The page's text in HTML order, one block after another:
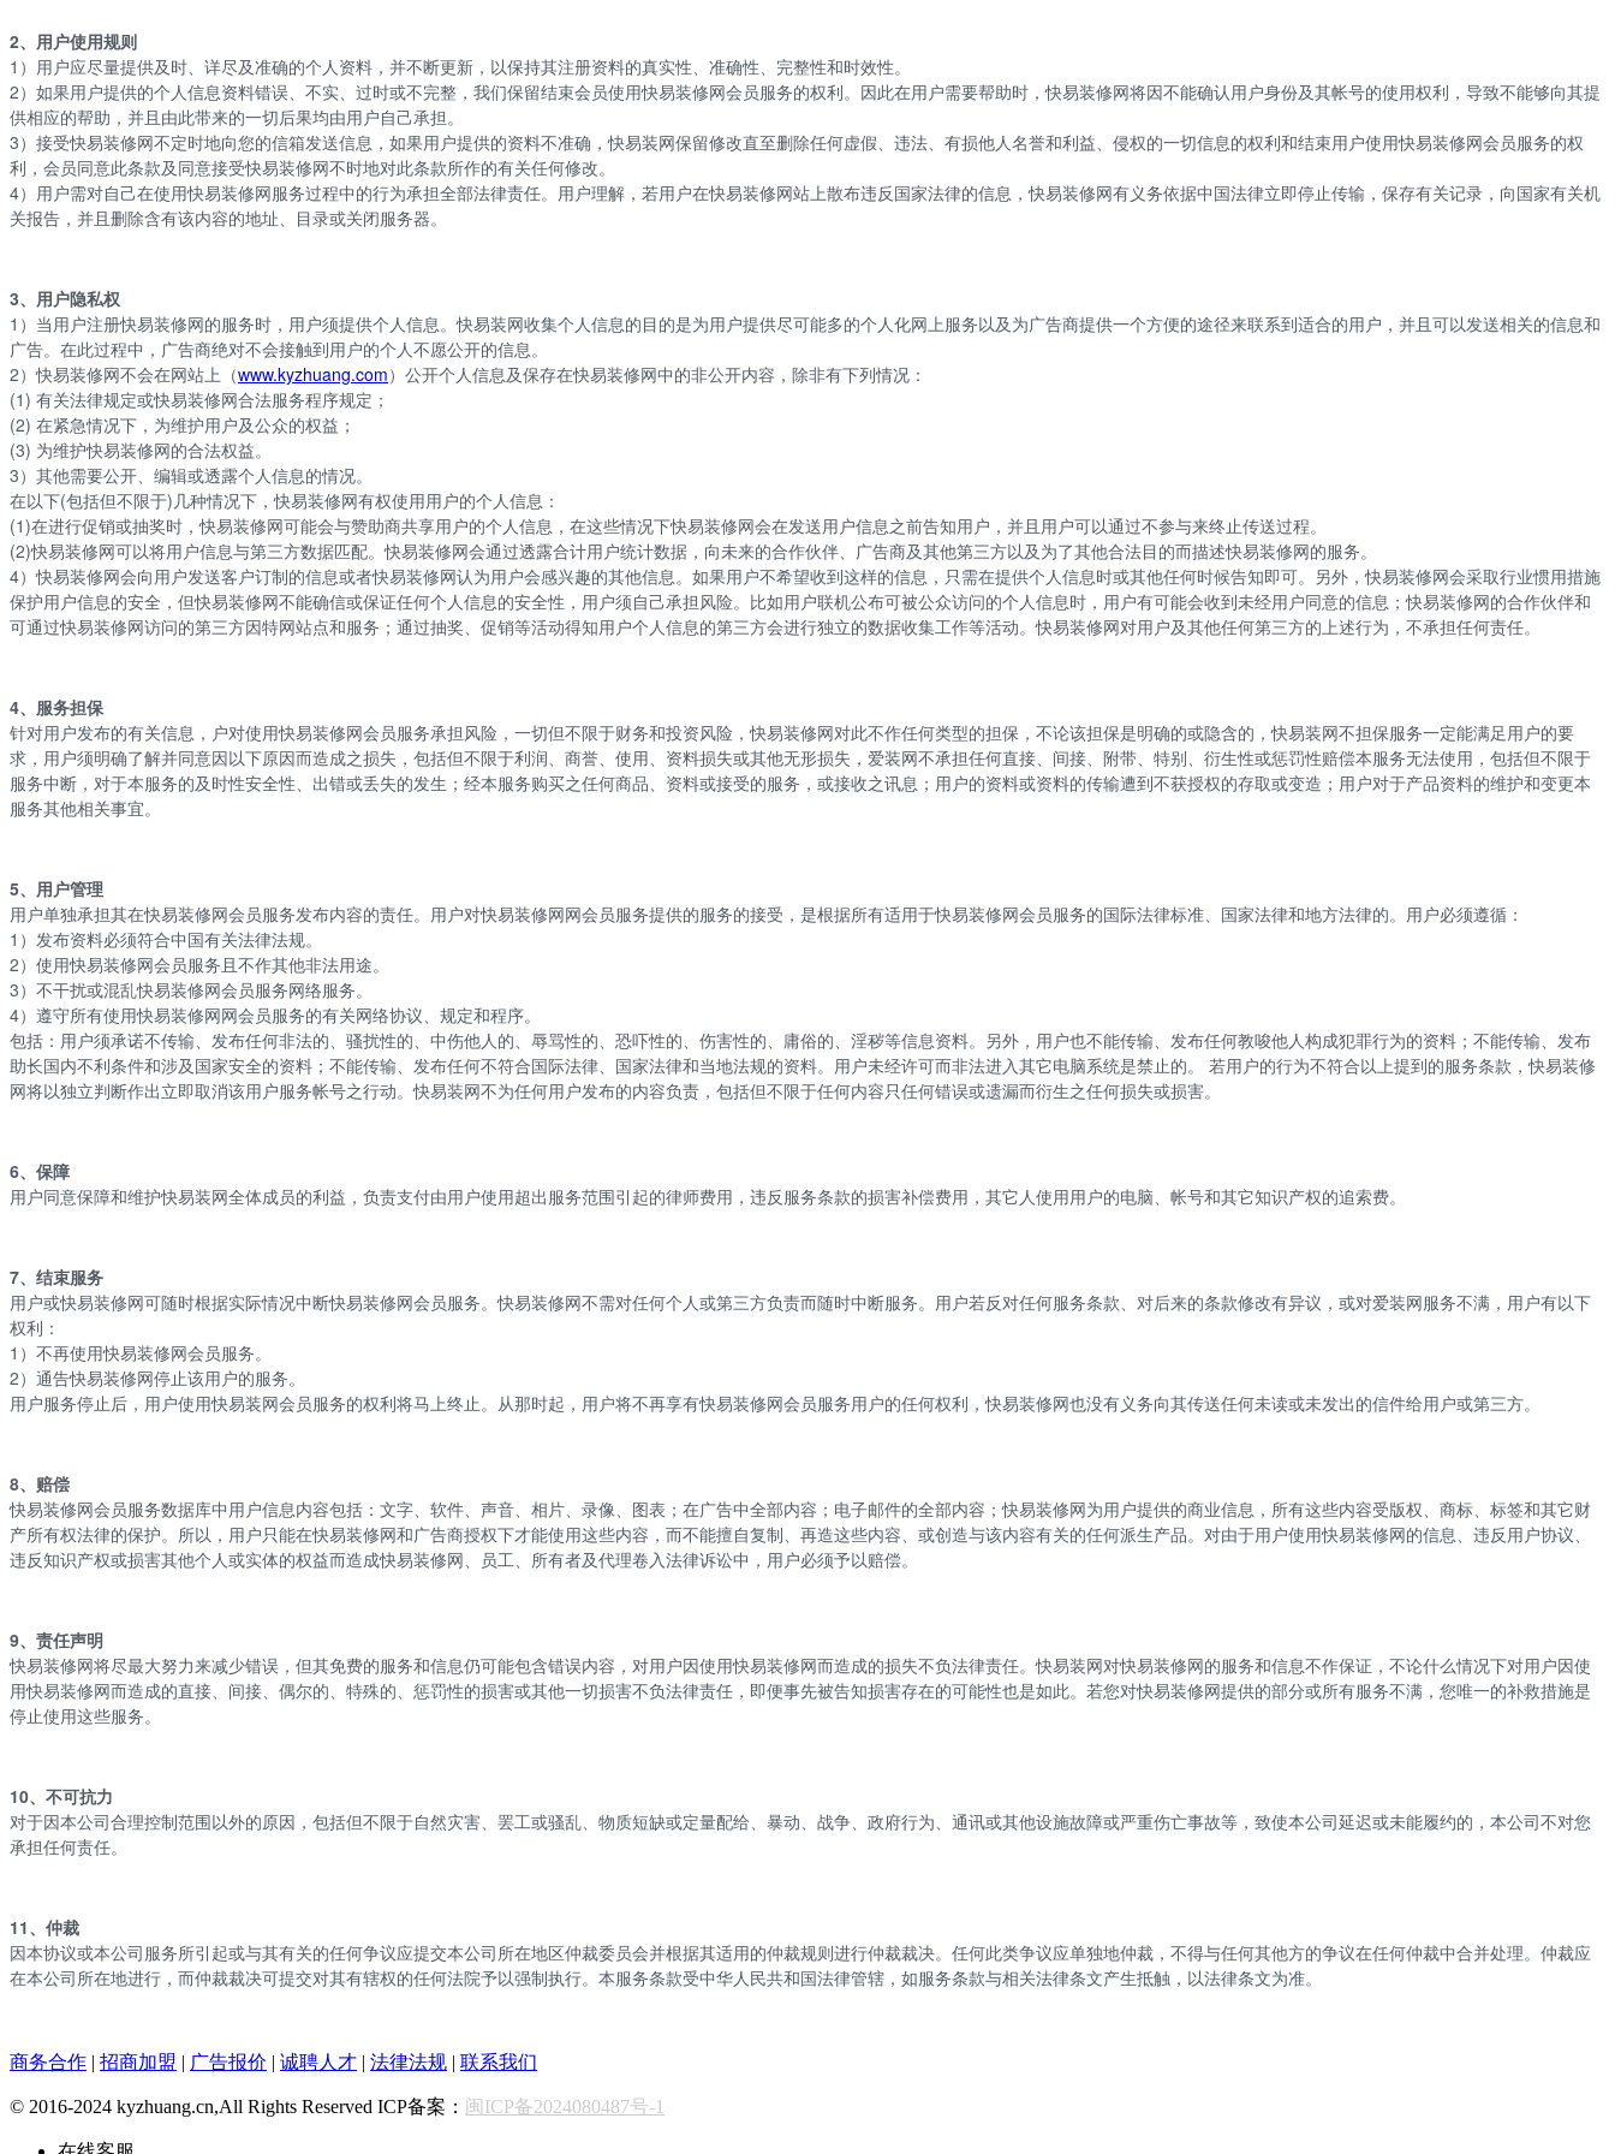
2、用户使用规则
1）用户应尽量提供及时、详尽及准确的个人资料，并不断更新，以保持其注册资料的真实性、准确性、完整性和时效性。
2）如果用户提供的个人信息资料错误、不实、过时或不完整，我们保留结束会员使用快易装修网会员服务的权利。因此在用户需要帮助时，快易装修网将因不能确认用户身份及其帐号的使用权利，导致不能够向其提
供相应的帮助，并且由此带来的一切后果均由用户自己承担。
3）接受快易装修网不定时地向您的信箱发送信息，如果用户提供的资料不准确，快易装网保留修改直至删除任何虚假、违法、有损他人名誉和利益、侵权的一切信息的权利和结束用户使用快易装修网会员服务的权
利，会员同意此条款及同意接受快易装修网不时地对此条款所作的有关任何修改。
4）用户需对自己在使用快易装修网服务过程中的行为承担全部法律责任。用户理解，若用户在快易装修网站上散布违反国家法律的信息，快易装修网有义务依据中国法律立即停止传输，保存有关记录，向国家有关机
关报告，并且删除含有该内容的地址、目录或关闭服务器。
3、用户隐私权
1）当用户注册快易装修网的服务时，用户须提供个人信息。快易装网收集个人信息的目的是为用户提供尽可能多的个人化网上服务以及为广告商提供一个方便的途径来联系到适合的用户，并且可以发送相关的信息和
广告。在此过程中，广告商绝对不会接触到用户的个人不愿公开的信息。
2）快易装修网不会在网站上（www.kyzhuang.com）公开个人信息及保存在快易装修网中的非公开内容，除非有下列情况：
(1) 有关法律规定或快易装修网合法服务程序规定；
(2) 在紧急情况下，为维护用户及公众的权益；
(3) 为维护快易装修网的合法权益。
3）其他需要公开、编辑或透露个人信息的情况。
在以下(包括但不限于)几种情况下，快易装修网有权使用用户的个人信息：
(1)在进行促销或抽奖时，快易装修网可能会与赞助商共享用户的个人信息，在这些情况下快易装修网会在发送用户信息之前告知用户，并且用户可以通过不参与来终止传送过程。
(2)快易装修网可以将用户信息与第三方数据匹配。快易装修网会通过透露合计用户统计数据，向未来的合作伙伴、广告商及其他第三方以及为了其他合法目的而描述快易装修网的服务。
4）快易装修网会向用户发送客户订制的信息或者快易装修网认为用户会感兴趣的其他信息。如果用户不希望收到这样的信息，只需在提供个人信息时或其他任何时候告知即可。另外，快易装修网会采取行业惯用措施
保护用户信息的安全，但快易装修网不能确信或保证任何个人信息的安全性，用户须自己承担风险。比如用户联机公布可被公众访问的个人信息时，用户有可能会收到未经用户同意的信息；快易装修网的合作伙伴和
可通过快易装修网访问的第三方因特网站点和服务；通过抽奖、促销等活动得知用户个人信息的第三方会进行独立的数据收集工作等活动。快易装修网对用户及其他任何第三方的上述行为，不承担任何责任。
4、服务担保
针对用户发布的有关信息，户对使用快易装修网会员服务承担风险，一切但不限于财务和投资风险，快易装修网对此不作任何类型的担保，不论该担保是明确的或隐含的，快易装网不担保服务一定能满足用户的要
求，用户须明确了解并同意因以下原因而造成之损失，包括但不限于利润、商誉、使用、资料损失或其他无形损失，爱装网不承担任何直接、间接、附带、特别、衍生性或惩罚性赔偿本服务无法使用，包括但不限于
服务中断，对于本服务的及时性安全性、出错或丢失的发生；经本服务购买之任何商品、资料或接受的服务，或接收之讯息；用户的资料或资料的传输遭到不获授权的存取或变造；用户对于产品资料的维护和变更本
服务其他相关事宜。
5、用户管理
用户单独承担其在快易装修网会员服务发布内容的责任。用户对快易装修网网会员服务提供的服务的接受，是根据所有适用于快易装修网会员服务的国际法律标准、国家法律和地方法律的。用户必须遵循：
1）发布资料必须符合中国有关法律法规。
2）使用快易装修网会员服务且不作其他非法用途。
3）不干扰或混乱快易装修网会员服务网络服务。
4）遵守所有使用快易装修网网会员服务的有关网络协议、规定和程序。
包括：用户须承诺不传输、发布任何非法的、骚扰性的、中伤他人的、辱骂性的、恐吓性的、伤害性的、庸俗的、淫秽等信息资料。另外，用户也不能传输、发布任何教唆他人构成犯罪行为的资料；不能传输、发布
助长国内不利条件和涉及国家安全的资料；不能传输、发布任何不符合国际法律、国家法律和当地法规的资料。用户未经许可而非法进入其它电脑系统是禁止的。 若用户的行为不符合以上提到的服务条款，快易装修
网将以独立判断作出立即取消该用户服务帐号之行动。快易装网不为任何用户发布的内容负责，包括但不限于任何内容只任何错误或遗漏而衍生之任何损失或损害。
6、保障
用户同意保障和维护快易装网全体成员的利益，负责支付由用户使用超出服务范围引起的律师费用，违反服务条款的损害补偿费用，其它人使用用户的电脑、帐号和其它知识产权的追索费。
7、结束服务
用户或快易装修网可随时根据实际情况中断快易装修网会员服务。快易装修网不需对任何个人或第三方负责而随时中断服务。用户若反对任何服务条款、对后来的条款修改有异议，或对爱装网服务不满，用户有以下
权利：
1）不再使用快易装修网会员服务。
2）通告快易装修网停止该用户的服务。
用户服务停止后，用户使用快易装网会员服务的权利将马上终止。从那时起，用户将不再享有快易装修网会员服务用户的任何权利，快易装修网也没有义务向其传送任何未读或未发出的信件给用户或第三方。
8、赔偿
快易装修网会员服务数据库中用户信息内容包括：文字、软件、声音、相片、录像、图表；在广告中全部内容；电子邮件的全部内容；快易装修网为用户提供的商业信息，所有这些内容受版权、商标、标签和其它财
产所有权法律的保护。所以，用户只能在快易装修网和广告商授权下才能使用这些内容，而不能擅自复制、再造这些内容、或创造与该内容有关的任何派生产品。对由于用户使用快易装修网的信息、违反用户协议、
违反知识产权或损害其他个人或实体的权益而造成快易装修网、员工、所有者及代理卷入法律诉讼中，用户必须予以赔偿。
9、责任声明
快易装修网将尽最大努力来减少错误，但其免费的服务和信息仍可能包含错误内容，对用户因使用快易装修网而造成的损失不负法律责任。快易装网对快易装修网的服务和信息不作保证，不论什么情况下对用户因使
用快易装修网而造成的直接、间接、偶尔的、特殊的、惩罚性的损害或其他一切损害不负法律责任，即便事先被告知损害存在的可能性也是如此。若您对快易装修网提供的部分或所有服务不满，您唯一的补救措施是
停止使用这些服务。
10、不可抗力
对于因本公司合理控制范围以外的原因，包括但不限于自然灾害、罢工或骚乱、物质短缺或定量配给、暴动、战争、政府行为、通讯或其他设施故障或严重伤亡事故等，致使本公司延迟或未能履约的，本公司不对您
承担任何责任。
11、仲裁
因本协议或本公司服务所引起或与其有关的任何争议应提交本公司所在地区仲裁委员会并根据其适用的仲裁规则进行仲裁裁决。任何此类争议应单独地仲裁，不得与任何其他方的争议在任何仲裁中合并处理。仲裁应
在本公司所在地进行，而仲裁裁决可提交对其有辖权的任何法院予以强制执行。本服务条款受中华人民共和国法律管辖，如服务条款与相关法律条文产生抵触，以法律条文为准。
商务合作 | 招商加盟 | 广告报价 | 诚聘人才 | 法律法规 | 联系我们
© 2016-2024 kyzhuang.cn,All Rights Reserved ICP备案： 闽ICP备2024080487号-1